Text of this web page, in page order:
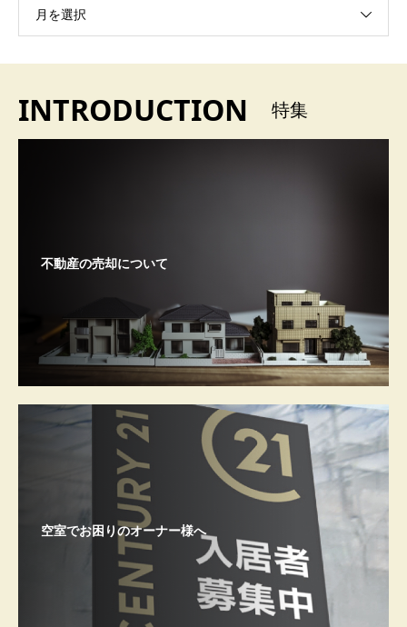
月を選択
INTRODUCTION 特集
不動産の売却について
空室でお困りのオーナー様へ